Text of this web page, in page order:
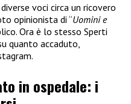
voci circa un ricovero
opinionista di “Uomini e
Ora è lo stesso Sperti
quanto accaduto,
in ospedale: i